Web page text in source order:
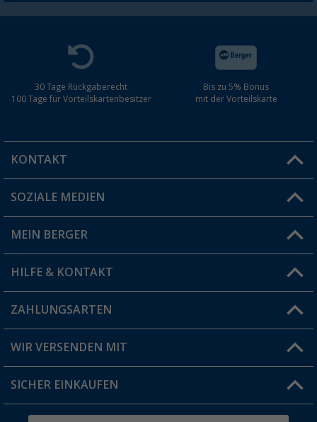
30 Tage Rückgaberecht
100 Tage für Vorteilskartenbesitzer
Bis zu 5% Bonus
mit der Vorteilskarte
KONTAKT
Du hast eine Frage?
Filiale finden
SOZIALE MEDIEN
MEIN BERGER
Vorteilskarte
Blog
Jobs & Karriere
HILFE & KONTAKT
FAQ & Kontakt
Versandinformationen
Rücksendung
ZAHLUNGSARTEN
WIR VERSENDEN MIT
SICHER EINKAUFEN